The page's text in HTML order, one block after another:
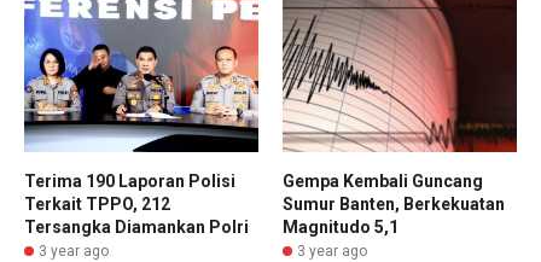
Terima 190 Laporan Polisi
Terkait TPPO, 212
Tersangka Diamankan Polri
3 year ago
Gempa Kembali Guncang
Sumur Banten, Berkekuatan
Magnitudo 5,1
3 year ago